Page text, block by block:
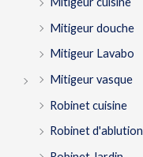
Mitigeur douche
Mitigeur Lavabo
Mitigeur vasque
Robinet cuisine
Robinet d'ablution